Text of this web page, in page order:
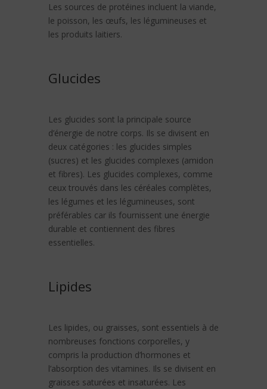
Les sources de protéines incluent la viande,
le poisson, les œufs, les légumineuses et
les produits laitiers.
Glucides
Les glucides sont la principale source
d’énergie de notre corps. Ils se divisent en
deux catégories : les glucides simples
(sucres) et les glucides complexes (amidon
et fibres). Les glucides complexes, comme
ceux trouvés dans les céréales complètes,
les légumes et les légumineuses, sont
préférables car ils fournissent une énergie
durable et contiennent des fibres
essentielles.
Lipides
Les lipides, ou graisses, sont essentiels à de
nombreuses fonctions corporelles, y
compris la production d’hormones et
l’absorption des vitamines. Ils se divisent en
graisses saturées et insaturées. Les